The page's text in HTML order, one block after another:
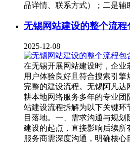
品详情、联系方式）；二是
无锡网站建设的整个流程
2025-12-08
在无锡开展网站建设时，企业
用户体验良好且符合搜索引
完整的建设流程。无锡阿凡达
耕本地网络服务多年的专业团
站建设流程拆解为以下关键环
目落地。一、需求沟通与规
建设的起点，直接影响后续所
服务商需深度沟通，明确核心